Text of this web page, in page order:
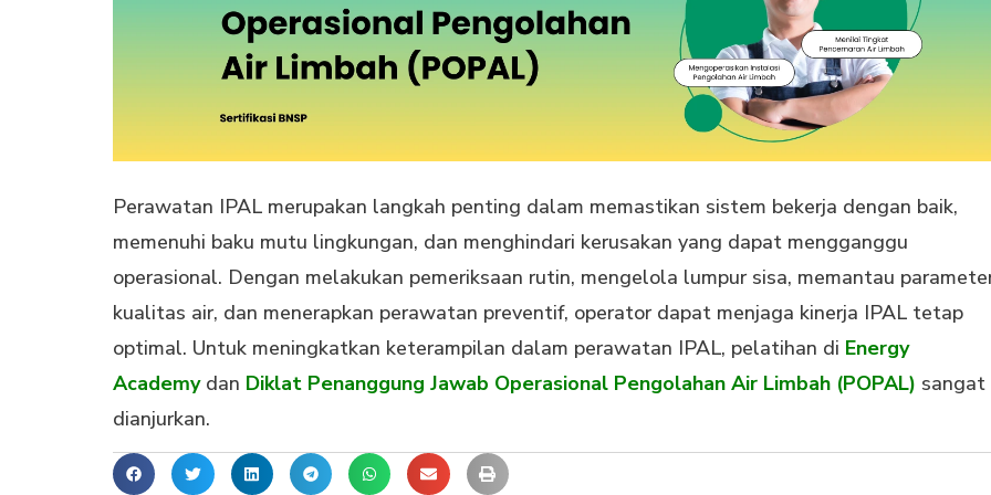
Perawatan IPAL merupakan langkah penting dalam memastikan sistem bekerja dengan baik,
memenuhi baku mutu lingkungan, dan menghindari kerusakan yang dapat mengganggu
operasional. Dengan melakukan pemeriksaan rutin, mengelola lumpur sisa, memantau
kualitas air, dan menerapkan perawatan preventif, operator dapat menjaga kinerja IPAL tetap
optimal. Untuk meningkatkan keterampilan dalam perawatan IPAL, pelatihan di Energy
Academydan Diklat Penanggung Jawab Operasional Pengolahan Air Limbah (POPAL) sangat
dianjurkan.